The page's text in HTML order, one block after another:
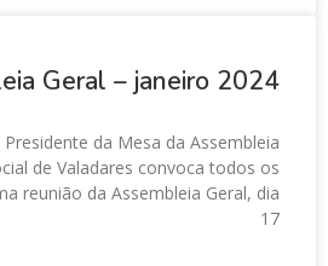
Geral – janeiro 2024
da Mesa da Assembleia
de Valadares convoca todos os
reunião da Assembleia Geral, dia
17